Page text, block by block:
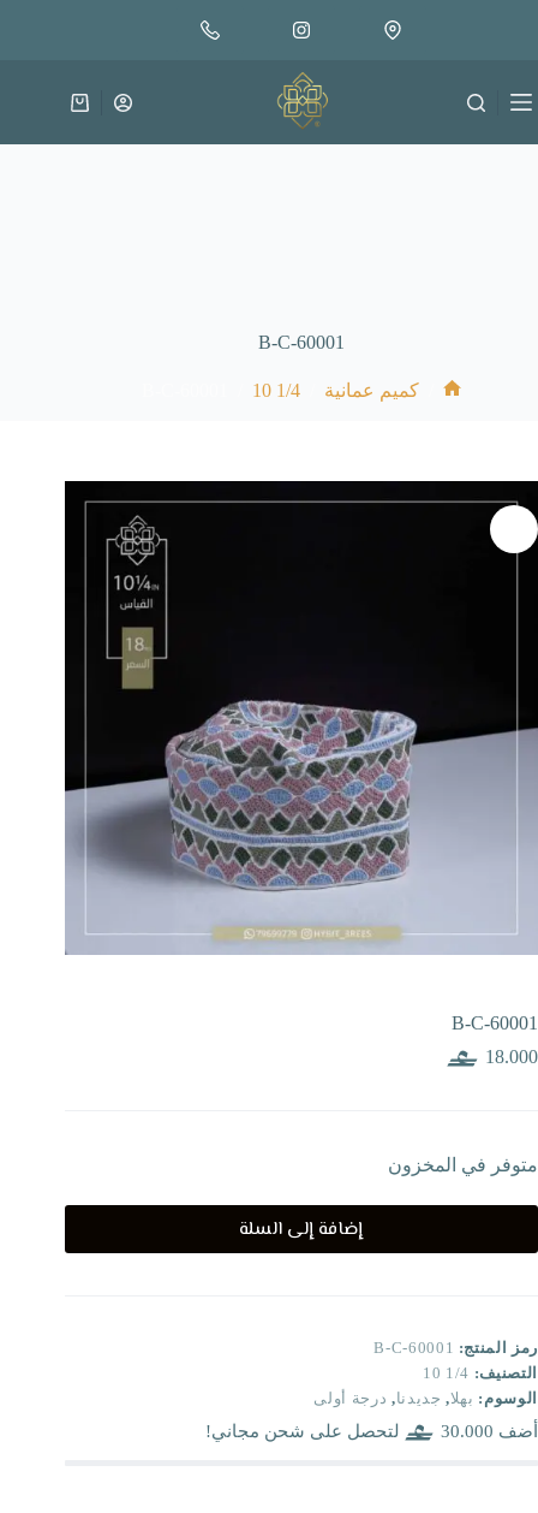
متوفر في المخزون
إضافة إلى السلة
عربة
B-C-60001
كميم عمانية 1/4 10
B-C-60001
18.000
متوفر في المخزون
إضافة إلى السلة
رمز المنتج: B-C-60001
التصنيف: 1/4 10
الوسوم: بهلا, جديدنا, درجة أولى
أضف 30.000 لتحصل على شحن مجاني!